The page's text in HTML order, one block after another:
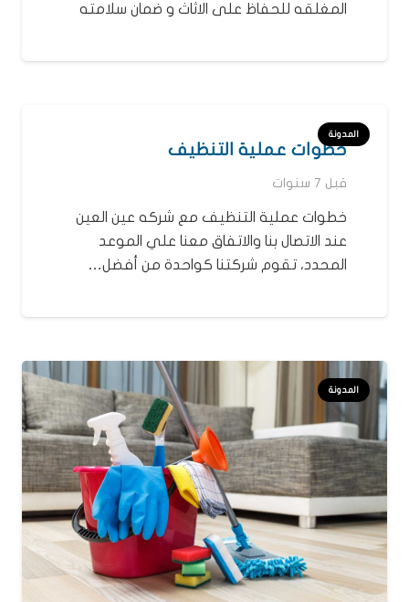
المغلقه للحفاظ على الاثاث و ضمان سلامته
المدونة
خطوات عملية التنظيف
قبل 7 سنوات
خطوات عملية التنظيف مع شركه عين العين
عند الاتصال بنا والاتفاق معنا علي الموعد
المحدد، تقوم شركتنا كواحدة من أفضل…
المدونة